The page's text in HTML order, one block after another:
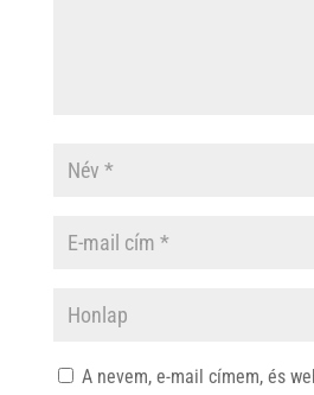
A nevem, e-mail címem, és